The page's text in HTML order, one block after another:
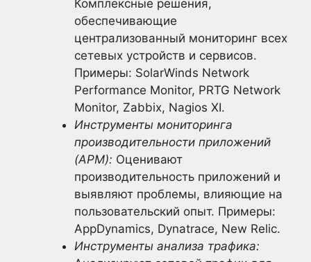
Комплексные решения,
обеспечивающие
централизованный мониторинг всех
сетевых устройств и сервисов.
Примеры: SolarWinds Network
Performance Monitor, PRTG Network
Monitor, Zabbix, Nagios XI.
Инструменты мониторинга
производительности приложений
(APM): Оценивают
производительность приложений и
выявляют проблемы, влияющие на
пользовательский опыт. Примеры:
AppDynamics, Dynatrace, New Relic.
Инструменты анализа трафика: